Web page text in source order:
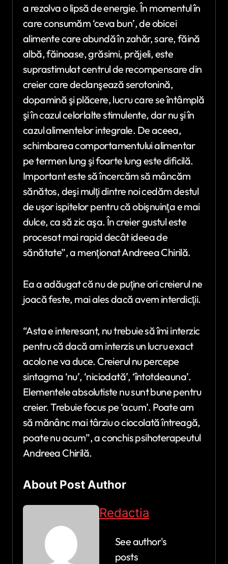
a rezolva o lipsă de energie. În momentul în
care consumăm ‘ceva bun’, de obicei
alimente care abundă în zahăr, sare, făină
albă, făinoase, grăsimi, prăjeli, este
suprastimulat centrul de recompensare din
creier care declanşează serotonină,
dopamină şi plăcere, lucru care se întâmplă
şi în cazul celorlalte stimulente, dar nu şi în
cazul alimentelor integrale. De aceea,
schimbarea comportamentului alimentar
pe termen lung şi foarte lung este dificilă.
Important este să încercăm să mâncăm
sănătos, deşi mulţi dintre noi cedăm destul
de uşor ispitelor pentru că obişnuinţa e mai
dulce, ca să zic aşa. În creier gustul este
procesat mai rapid decât ideea de
sănătate”, a menţionat Andreea Chirilă.
Ea a adăugat că nu de puţine ori creierul ne
joacă feste, mai ales dacă avem interdicţii.
“Asta e interesant, nu trebuie să îmi interzic
pentru că dacă am interzis un lucru exact
acolo ne va duce. Creierul nu percepe
sintagma ‘nu’, ‘niciodată’, ‘întotdeauna’.
Elementele absolutiste nu sunt bune pentru
creier. Trebuie focus pe ‘acum’. Poate am
să mănânc mai târziu o ciocolată întreagă,
poate nu acum”, a conchis psihoterapeutul
Andreea Chirilă.
About Post Author
Redactia
See author's
posts